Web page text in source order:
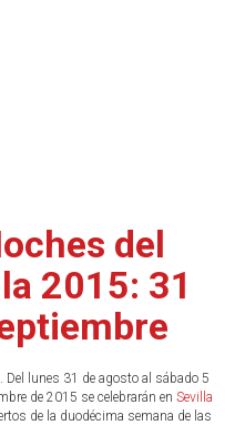
del
2015: 31
. Del lunes 31 de agosto al sábado 5
de 2015 se celebrarán en Sevilla
de la duodécima semana de las